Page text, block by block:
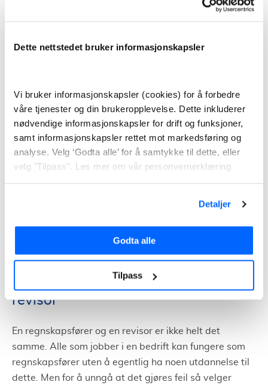
Dette nettstedet bruker informasjonskapsler
Vi bruker informasjonskapsler (cookies) for å forbedre
våre tjenester og din brukeropplevelse. Dette inkluderer
nødvendige informasjonskapsler for drift og funksjoner,
samt informasjonskapsler rettet mot markedsføring og
analyse. Velg ‘Godta alle’ for å samtykke til dette, eller
velg "Tilpass". Les mer om vår personvernerklæring
Detaljer
Godta alle
Tilpass
avhengig av hva slags bedrift man driver og hvor mye
det slik at dine ressurser er best anvendt på å
plassere regnskapet ut, eller er det beste å gjøre det
selv?
Samtidig er det ikke lett for en som driver en bedrift, å
sette seg inn i alt av regelverk. Det er mange lover og
regnskapet. Det er for eksempel viktig at du får de
ikke ender opp med å betale for mye eller for lite skatt
slik at du går på en økonomisk smell.
Forskjell på regnskapsfører og
revisor
En regnskapsfører og en revisor er ikke helt det
samme. Alle som jobber i en bedrift kan fungere som
regnskapsfører uten å egentlig ha noen utdannelse til
dette. Men for å unngå at det gjøres feil så velger